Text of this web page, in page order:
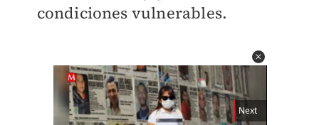
condiciones vulnerables.